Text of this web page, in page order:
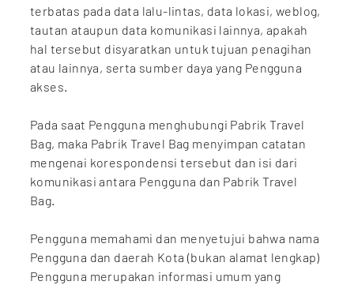
terbatas pada data lalu-lintas, data lokasi, weblog,
tautan ataupun data komunikasi lainnya, apakah
hal tersebut disyaratkan untuk tujuan penagihan
atau lainnya, serta sumber daya yang Pengguna
akses.
Pada saat Pengguna menghubungi Pabrik Travel
Bag, maka Pabrik Travel Bag menyimpan catatan
mengenai korespondensi tersebut dan isi dari
komunikasi antara Pengguna dan Pabrik Travel
Bag.
Pengguna memahami dan menyetujui bahwa nama
Pengguna dan daerah Kota (bukan alamat lengkap)
Pengguna merupakan informasi umum yang